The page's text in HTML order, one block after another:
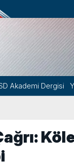
Akademi Dergisi